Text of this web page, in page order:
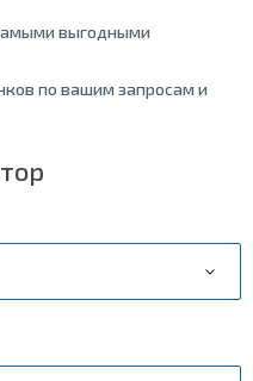
выгодными
по вашим запросам и